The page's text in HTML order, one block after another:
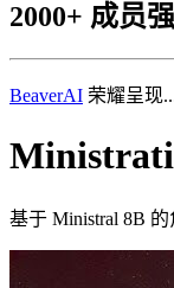
2000+ 成员
BeaverAI 荣耀呈现
基于 Ministral 8B